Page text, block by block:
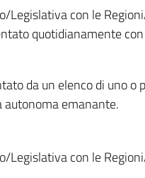
Legislativa con le
quotidianamente
da un elenco di uno
autonoma emanante.
Legislativa con le